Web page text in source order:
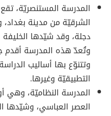
المدرسة المستنصريّة،
الشرقيّة من مدينة
دجلة، وقد شيّدها الخليفة
وتُعدّ هذه المدرسة أقدم
وتتنوّع بها أساليب
التطبيقيّة وغيرها.
المدرسة النظاميّة،
العصر العباسي، وشيّدها